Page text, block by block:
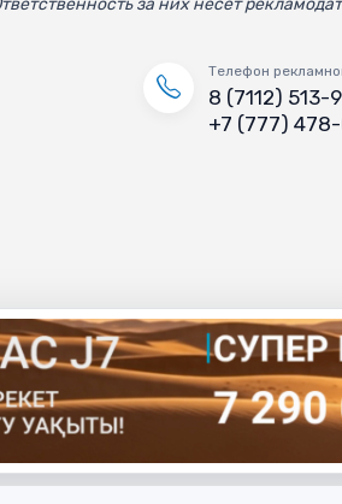
Телефон
8 (7112) 513-
+7 (777)